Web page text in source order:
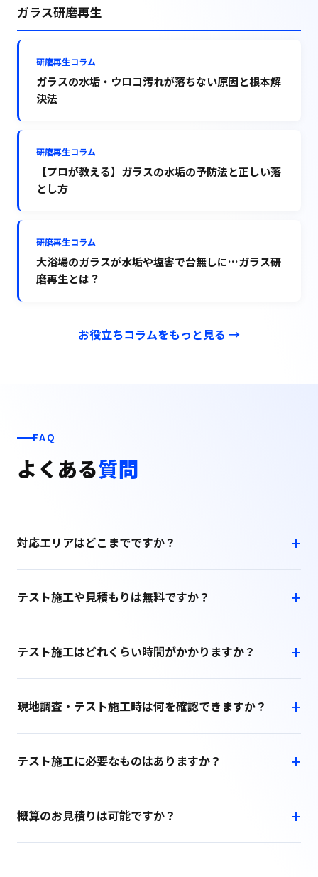
ガラス研磨再生
研磨再生コラム
ガラスの水垢・ウロコ汚れが落ちない原因と根本解
決法
研磨再生コラム
【プロが教える】ガラスの水垢の予防法と正しい落
とし方
研磨再生コラム
大浴場のガラスが水垢や塩害で台無しに…ガラス研
磨再生とは？
お役立ちコラムをもっと見る →
FAQ
よくある質問
対応エリアはどこまでですか？
テスト施工や見積もりは無料ですか？
テスト施工はどれくらい時間がかかりますか？
現地調査・テスト施工時は何を確認できますか？
テスト施工に必要なものはありますか？
概算のお見積りは可能ですか？